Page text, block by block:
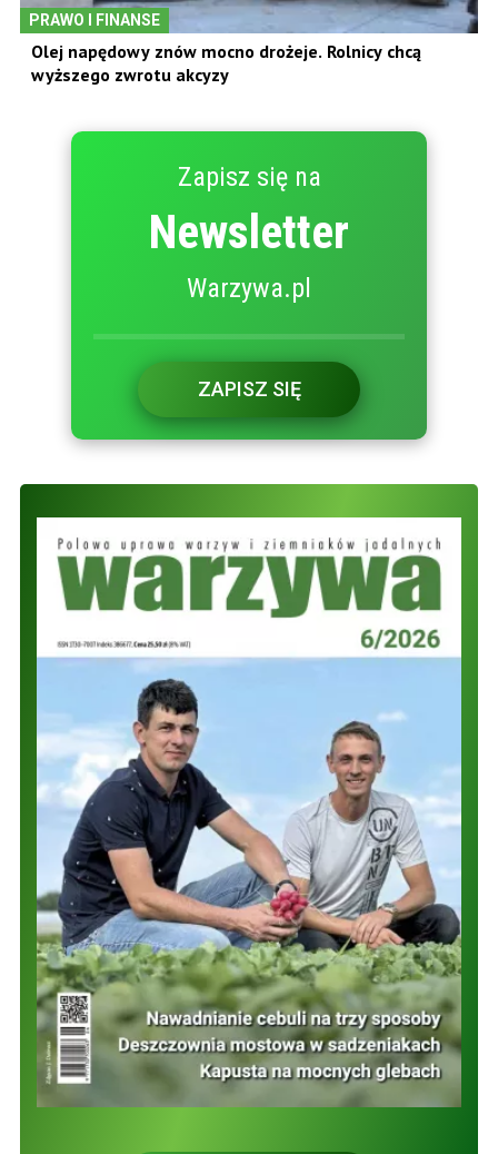
PRAWO I FINANSE
Olej napędowy znów mocno drożeje. Rolnicy chcą
wyższego zwrotu akcyzy
Zapisz się na
Newsletter
Warzywa.pl
ZAPISZ SIĘ